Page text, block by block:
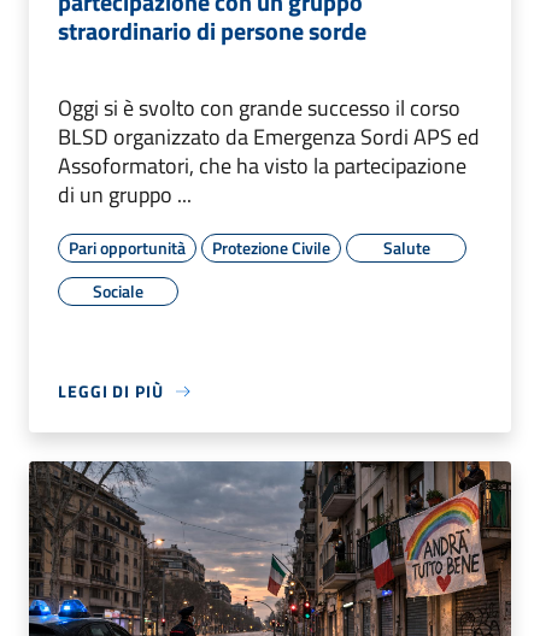
straordinario di persone sorde
Oggi si è svolto con grande successo il corso
BLSD organizzato da Emergenza Sordi APS ed
Assoformatori, che ha visto la partecipazione
di un gruppo ...
Pari opportunità Protezione Civile
Salute
Sociale
LEGGI DI PIÙ